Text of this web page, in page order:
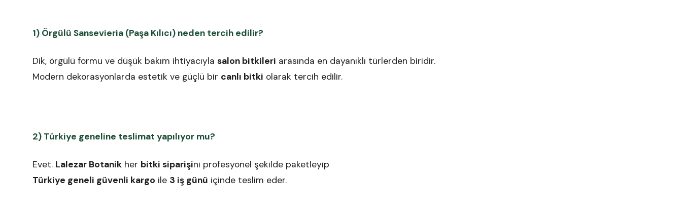
1) Örgülü Sansevieria (Paşa Kılıcı) neden tercih edilir?
Dik, örgülü formu ve düşük bakım ihtiyacıyla salon bitkileri arasında en dayanıklı türlerden biridir.
Modern dekorasyonlarda estetik ve güçlü bir canlı bitki olarak tercih edilir.
2) Türkiye geneline teslimat yapılıyor mu?
Evet. Lalezar Botanik her bitki siparişini profesyonel şekilde paketleyip
Türkiye geneli güvenli kargo ile 3 iş günü içinde teslim eder.